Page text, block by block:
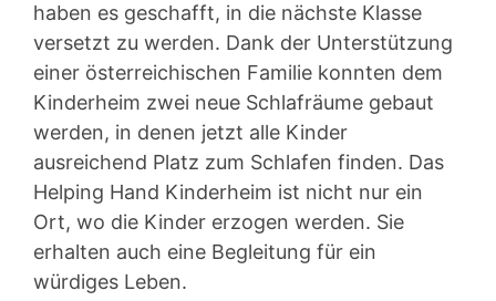
haben es geschafft, in die nächste Klasse
versetzt zu werden. Dank der Unterstützung
einer österreichischen Familie konnten dem
Kinderheim zwei neue Schlafräume gebaut
werden, in denen jetzt alle Kinder
ausreichend Platz zum Schlafen finden. Das
Helping Hand Kinderheim ist nicht nur ein
Ort, wo die Kinder erzogen werden. Sie
erhalten auch eine Begleitung für ein
würdiges Leben.